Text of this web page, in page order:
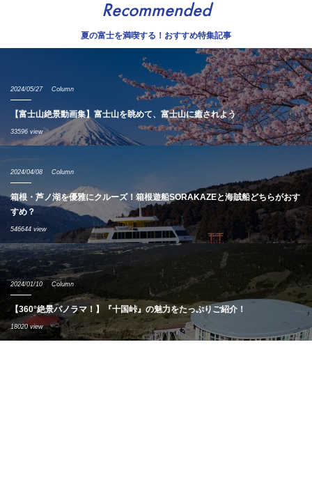
Recommended
夏の富士を満喫する！おすすめ特集記事
2024/05/27 Column
【富士山絶景動画集】富士山を眺めて、富士山に癒されよう
33596 view
2024/04/08 Column
箱根・芦ノ湖を優雅にクルーズ！箱根遊船SORAKAZEと海賊船どちらがおす
すめ？
546644 view
2024/01/10 Column
【360°絶景パノラマ！】『十国峠』の魅力をたっぷりご紹介！
18020 view